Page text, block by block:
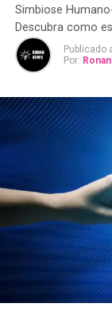
Simbiose
Descubra como
Publicado
Por: